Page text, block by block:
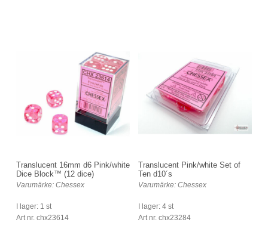
Translucent 16mm d6 Pink/white
Dice Block™ (12 dice)
Varumärke: Chessex
I lager: 1 st
Art nr. chx23614
Translucent Pink/white Set of
Ten d10´s
Varumärke: Chessex
I lager: 4 st
Art nr. chx23284